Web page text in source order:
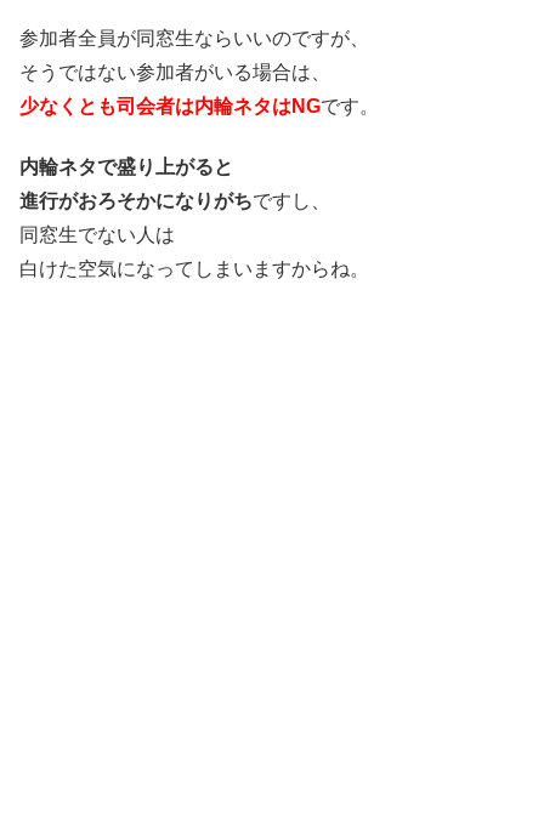
参加者全員が同窓生ならいいのですが、
そうではない参加者がいる場合は、
少なくとも司会者は内輪ネタはNGです。
内輪ネタで盛り上がると
進行がおろそかになりがちですし、
同窓生でない人は
白けた空気になってしまいますからね。